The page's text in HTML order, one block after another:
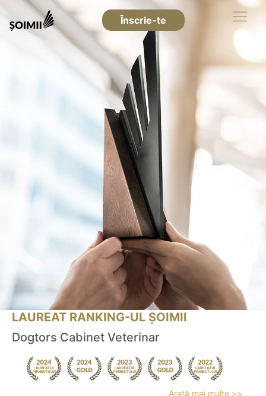
Înscrie-te
LAUREAT RANKING-UL ȘOIMII
Dogtors Cabinet Veterinar
Arată mai multe >>